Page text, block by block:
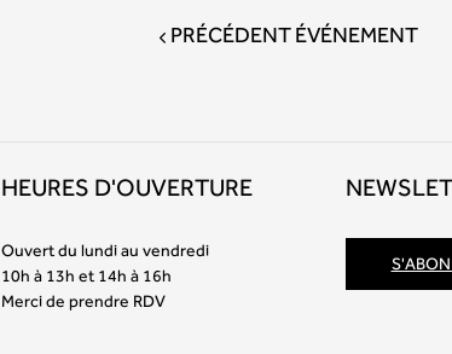
PRÉCÉDENT ÉVÉNEMENT
HEURES D'OUVERTURE
Ouvert du lundi au vendredi
10h à 13h et 14h à 16h
Merci de prendre RDV